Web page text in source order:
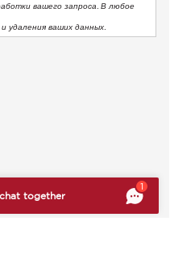
вашего запроса. В любое
удаления ваших данных.
chat together
1
Настройте свои